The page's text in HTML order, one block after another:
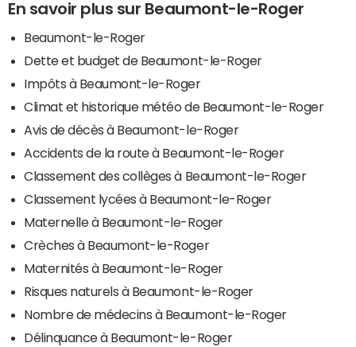
En savoir plus sur Beaumont-le-Roger
Beaumont-le-Roger
Dette et budget de Beaumont-le-Roger
Impôts à Beaumont-le-Roger
Climat et historique météo de Beaumont-le-Roger
Avis de décès à Beaumont-le-Roger
Accidents de la route à Beaumont-le-Roger
Classement des collèges à Beaumont-le-Roger
Classement lycées à Beaumont-le-Roger
Maternelle à Beaumont-le-Roger
Crèches à Beaumont-le-Roger
Maternités à Beaumont-le-Roger
Risques naturels à Beaumont-le-Roger
Nombre de médecins à Beaumont-le-Roger
Délinquance à Beaumont-le-Roger